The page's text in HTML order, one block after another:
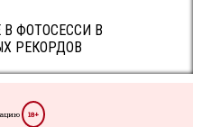
ФОТОСЕССИ В
РЕКОРДОВ
18+